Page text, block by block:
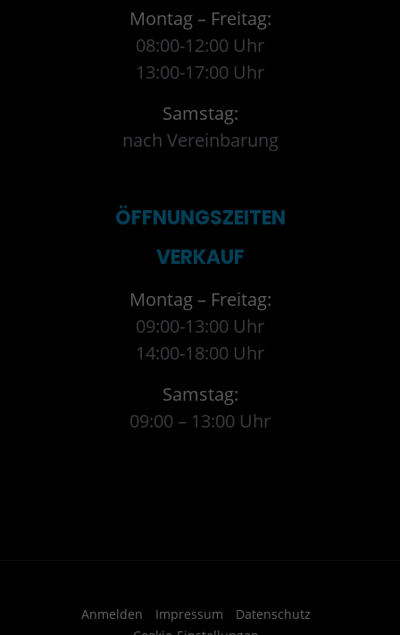
Montag – Freitag:
08:00-12:00 Uhr
13:00-17:00 Uhr
Samstag:
nach Vereinbarung
ÖFFNUNGSZEITEN
VERKAUF
Montag – Freitag:
09:00-13:00 Uhr
14:00-18:00 Uhr
Samstag:
09:00 – 13:00 Uhr
Anmelden Impressum
Datenschutz